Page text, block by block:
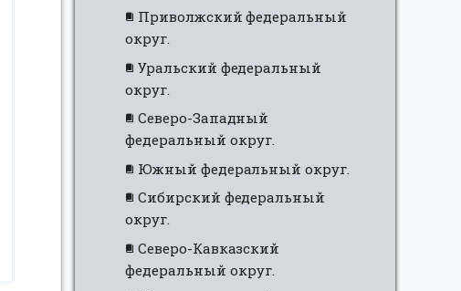
Приволжский федеральный
округ.
Уральский федеральный
округ.
Северо-Западный
федеральный округ.
Южный федеральный округ.
Сибирский федеральный
округ.
Северо-Кавказский
федеральный округ.